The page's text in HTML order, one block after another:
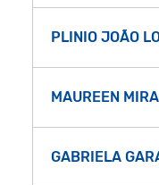
PLINIO JOÃO
MAUREEN
GABRIELA